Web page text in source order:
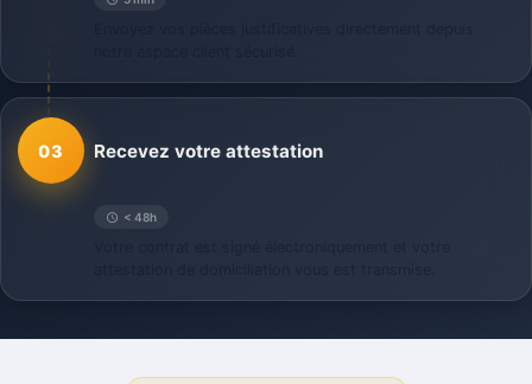
03
< 48h
Recevez votre attestation